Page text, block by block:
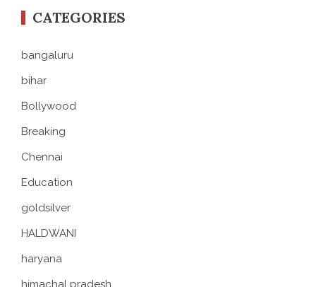
CATEGORIES
bangaluru
bihar
Bollywood
Breaking
Chennai
Education
goldsilver
HALDWANI
haryana
himachal pradesh